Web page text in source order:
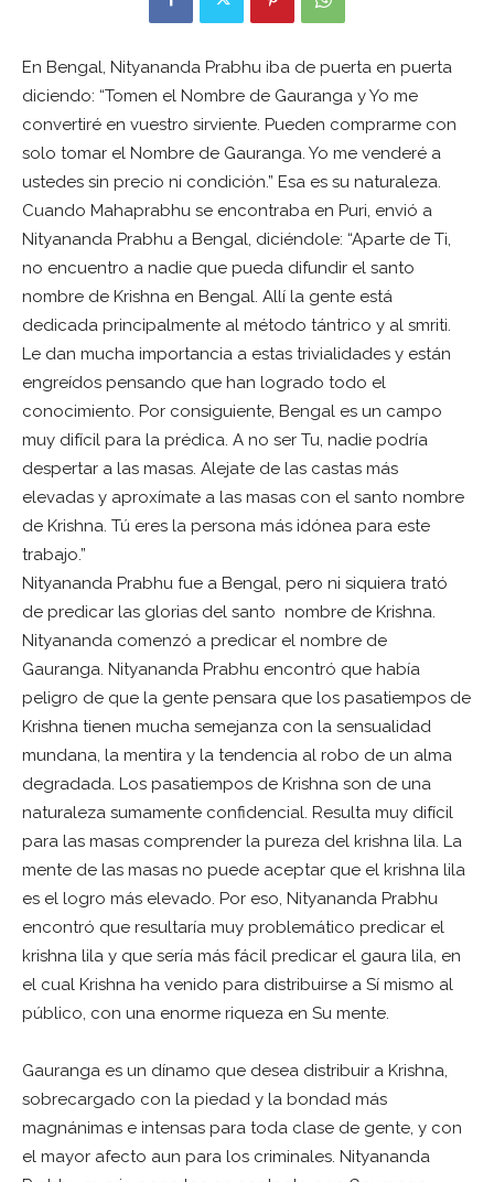
En Bengal, Nityananda Prabhu iba de puerta en puerta
diciendo: “Tomen el Nombre de Gauranga y Yo me
convertiré en vuestro sirviente. Pueden comprarme con
solo tomar el Nombre de Gauranga. Yo me venderé a
ustedes sin precio ni condición.” Esa es su naturaleza.
Cuando Mahaprabhu se encontraba en Puri, envió a
Nityananda Prabhu a Bengal, diciéndole: “Aparte de Ti,
no encuentro a nadie que pueda difundir el santo
nombre de Krishna en Bengal. Allí la gente está
dedicada principalmente al método tántrico y al smriti.
Le dan mucha importancia a estas trivialidades y están
engreídos pensando que han logrado todo el
conocimiento. Por consiguiente, Bengal es un campo
muy difícil para la prédica. A no ser Tu, nadie podría
despertar a las masas. Alejate de las castas más
elevadas y aproxímate a las masas con el santo nombre
de Krishna. Tú eres la persona más idónea para este
trabajo.”
Nityananda Prabhu fue a Bengal, pero ni siquiera trató
de predicar las glorias del santo nombre de Krishna.
Nityananda comenzó a predicar el nombre de
Gauranga. Nityananda Prabhu encontró que había
peligro de que la gente pensara que los pasatiempos de
Krishna tienen mucha semejanza con la sensualidad
mundana, la mentira y la tendencia al robo de un alma
degradada. Los pasatiempos de Krishna son de una
naturaleza sumamente confidencial. Resulta muy difícil
para las masas comprender la pureza del krishna lila. La
mente de las masas no puede aceptar que el krishna lila
es el logro más elevado. Por eso, Nityananda Prabhu
encontró que resultaría muy problemático predicar el
krishna lila y que sería más fácil predicar el gaura lila, en
el cual Krishna ha venido para distribuirse a Sí mismo al
público, con una enorme riqueza en Su mente.
Gauranga es un dínamo que desea distribuir a Krishna,
sobrecargado con la piedad y la bondad más
magnánimas e intensas para toda clase de gente, y con
el mayor afecto aun para los criminales. Nityananda